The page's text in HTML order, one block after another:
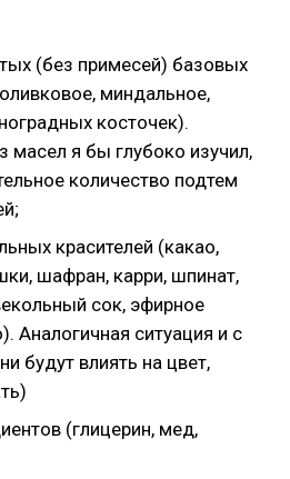
(без примесей) базовых
миндальное,
косточек).
масел я бы глубоко изучил,
количество подтем
красителей (какао,
шафран, карри, шпинат,
сок, эфирное
Аналогичная ситуация и с
будут влиять на цвет,
(глицерин, мед,